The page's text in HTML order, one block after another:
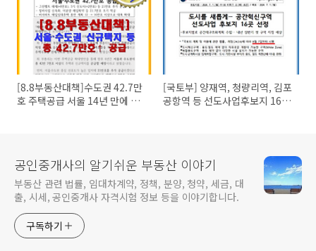
[8.8부동산대책]수도권 42.7만
호 주택공급 서울 14년 만에 그
[국토부] 양재역, 청량리역, 김포
공항역 등 선도사업후보지 16곳
공인중개사의 알기쉬운 부동산 이야기
부동산 관련 법률, 임대차계약, 정책, 분양, 청약, 세금, 대
출, 시세, 공인중개사 자격시험 정보 등을 이야기합니다.
구독하기